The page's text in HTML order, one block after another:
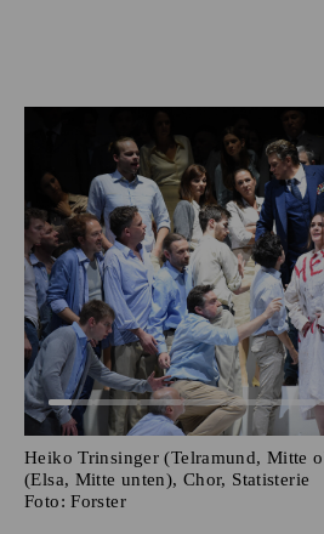
Heiko Trinsinger (Telramund, Mitte
(Elsa, Mitte unten), Chor, Statisterie
Foto: Forster